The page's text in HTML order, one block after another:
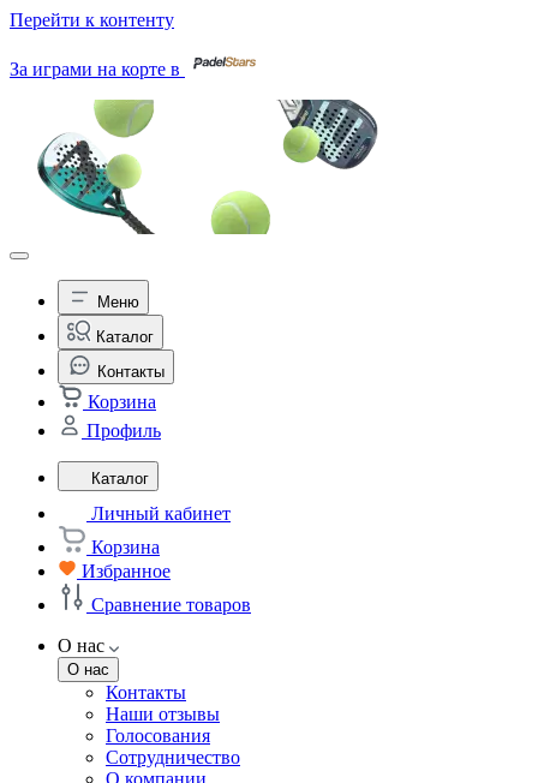
Перейти к контенту
За играми на корте в
Меню
Каталог
Контакты
Корзина
Профиль
Каталог
Личный кабинет
Корзина
Избранное
Сравнение товаров
О нас
О нас
Контакты
Наши отзывы
Голосования
Сотрудничество
О компании